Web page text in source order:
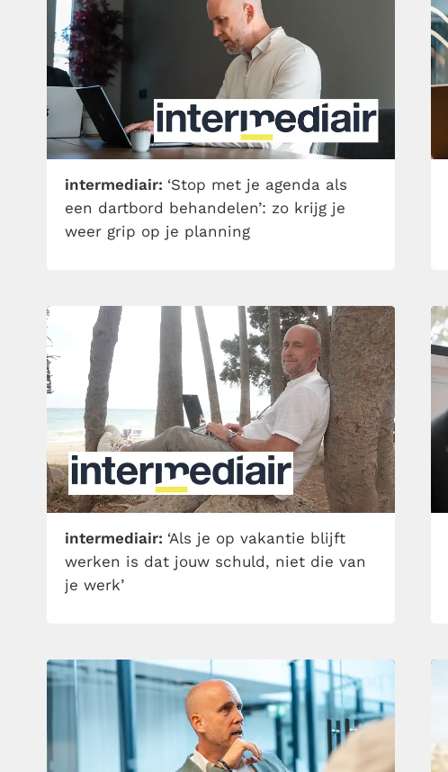
intermediair: ‘Stop met je agenda als
een dartbord behandelen’: zo krijg je
weer grip op je planning
intermediair: ‘Als je op vakantie blijft
werken is dat jouw schuld, niet die van
je werk’